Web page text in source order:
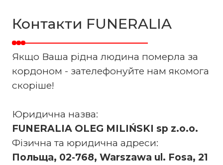
Контакти FUNERALIA
Якщо Ваша рідна людина померла за
кордоном - зателефонуйте нам якомога
скоріше!
Юридична назва:
FUNERALIA OLEG MILIŃSKI sp z.o.o.
Фізична та юридична адреси:
Польща, 02-768, Warszawa ul. Fosa, 21